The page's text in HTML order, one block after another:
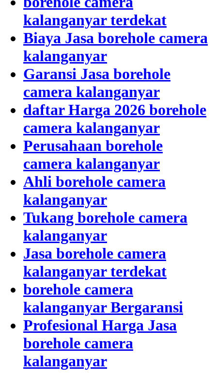
kalanganyar terdekat
Biaya Jasa borehole camera
kalanganyar
Garansi Jasa borehole
camera kalanganyar
daftar Harga 2026 borehole
camera kalanganyar
Perusahaan borehole
camera kalanganyar
Ahli borehole camera
kalanganyar
Tukang borehole camera
kalanganyar
Jasa borehole camera
kalanganyar terdekat
borehole camera
kalanganyar Bergaransi
Profesional Harga Jasa
borehole camera
kalanganyar